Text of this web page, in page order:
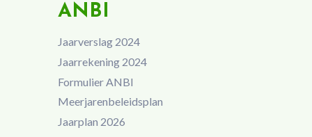
ANBI
Jaarverslag 2024
Jaarrekening 2024
Formulier ANBI
Meerjarenbeleidsplan
Jaarplan 2026